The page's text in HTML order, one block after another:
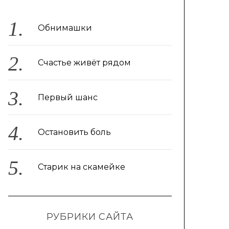
Обнимашки
Счастье живёт рядом
Первый шанс
Остановить боль
Старик на скамейке
РУБРИКИ САЙТА